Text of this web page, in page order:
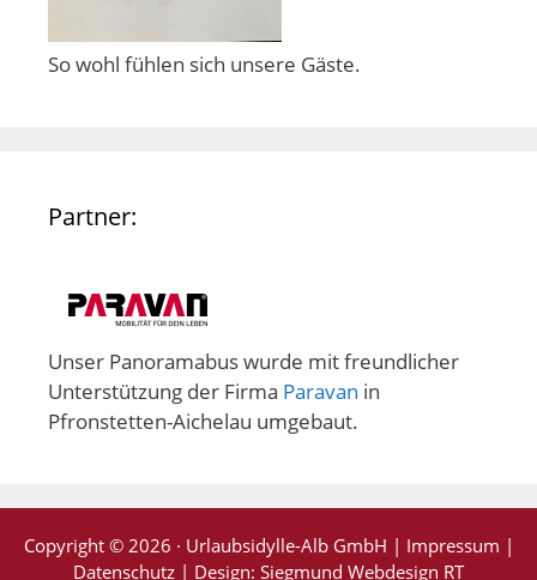
So wohl fühlen sich unsere Gäste.
Partner:
Unser Panoramabus wurde mit freundlicher
Unterstützung der Firma Paravan in
Pfronstetten-Aichelau umgebaut.
Copyright © 2026 · Urlaubsidylle-Alb GmbH | Impressum |
Datenschutz | Design: Siegmund Webdesign RT